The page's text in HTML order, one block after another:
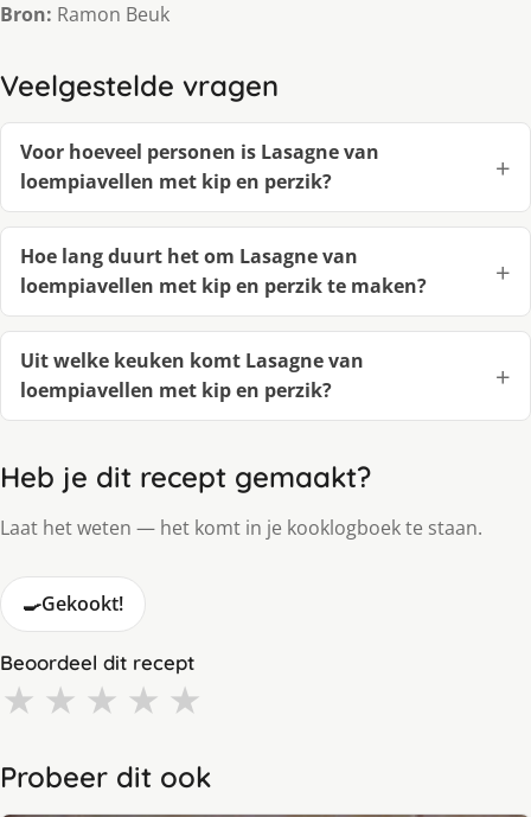
Bron: Ramon Beuk
Veelgestelde vragen
Voor hoeveel personen is Lasagne van
loempiavellen met kip en perzik?
Hoe lang duurt het om Lasagne van
loempiavellen met kip en perzik te maken?
Uit welke keuken komt Lasagne van
loempiavellen met kip en perzik?
Heb je dit recept gemaakt?
Laat het weten — het komt in je kooklogboek te staan.
🍳Gekookt!
Beoordeel dit recept
★ ★ ★ ★ ★
Probeer dit ook